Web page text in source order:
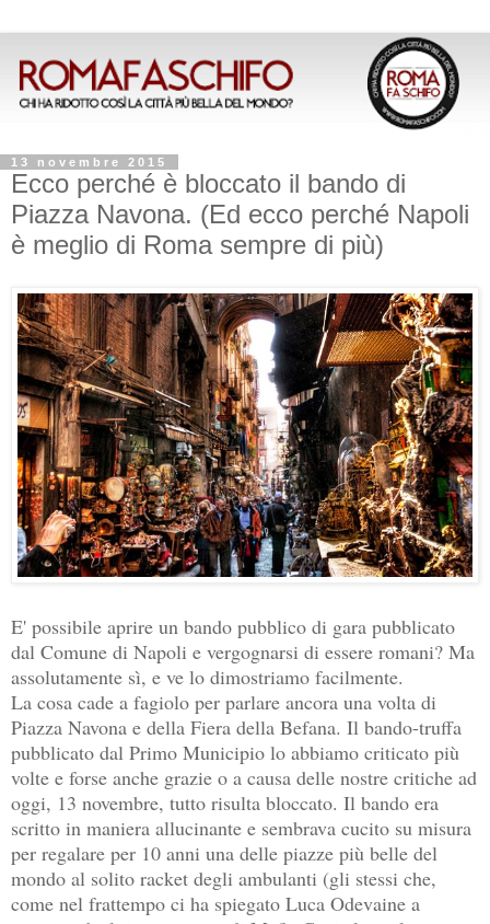
13 novembre 2015
Ecco perché è bloccato il bando di
Piazza Navona. (Ed ecco perché Napoli
è meglio di Roma sempre di più)
E' possibile aprire un bando pubblico di gara pubblicato
dal Comune di Napoli e vergognarsi di essere romani? Ma
assolutamente sì, e ve lo dimostriamo facilmente.
La cosa cade a fagiolo per parlare ancora una volta di
Piazza Navona e della Fiera della Befana. Il bando-truffa
pubblicato dal Primo Municipio lo abbiamo criticato più
volte e forse anche grazie o a causa delle nostre critiche ad
oggi, 13 novembre, tutto risulta bloccato. Il bando era
scritto in maniera allucinante e sembrava cucito su misura
per regalare per 10 anni una delle piazze più belle del
mondo al solito racket degli ambulanti (gli stessi che,
come nel frattempo ci ha spiegato Luca Odevaine a